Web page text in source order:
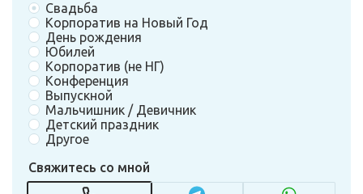
Свадьба
Корпоратив на Новый Год
День рождения
Юбилей
Корпоратив (не НГ)
Конференция
Выпускной
Мальчишник / Девичник
Детский праздник
Другое
Свяжитесь со мной